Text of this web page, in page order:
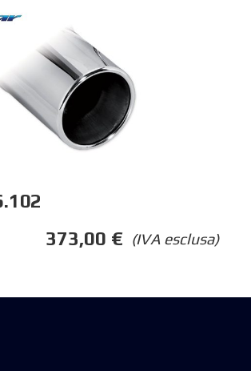
(IVA esclusa)
373,00 €